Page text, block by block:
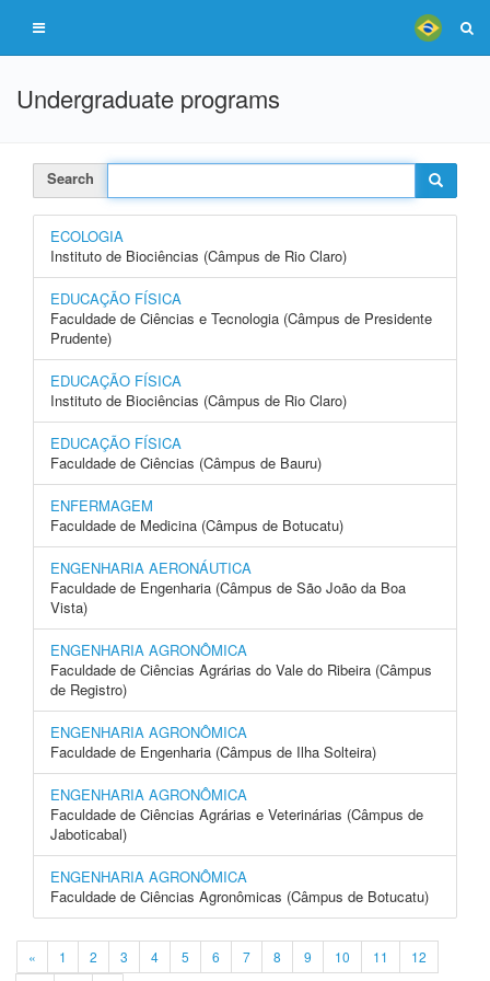
Undergraduate programs
Search
ECOLOGIA
Instituto de Biociências (Câmpus de Rio Claro)
EDUCAÇÃO FÍSICA
Faculdade de Ciências e Tecnologia (Câmpus de Presidente
Prudente)
EDUCAÇÃO FÍSICA
Instituto de Biociências (Câmpus de Rio Claro)
EDUCAÇÃO FÍSICA
Faculdade de Ciências (Câmpus de Bauru)
ENFERMAGEM
Faculdade de Medicina (Câmpus de Botucatu)
ENGENHARIA AERONÁUTICA
Faculdade de Engenharia (Câmpus de São João da Boa
Vista)
ENGENHARIA AGRONÔMICA
Faculdade de Ciências Agrárias do Vale do Ribeira (Câmpus
de Registro)
ENGENHARIA AGRONÔMICA
Faculdade de Engenharia (Câmpus de Ilha Solteira)
ENGENHARIA AGRONÔMICA
Faculdade de Ciências Agrárias e Veterinárias (Câmpus de
Jaboticabal)
ENGENHARIA AGRONÔMICA
Faculdade de Ciências Agronômicas (Câmpus de Botucatu)
« 1 2 3 4 5 6 7 8 9 10 11
12